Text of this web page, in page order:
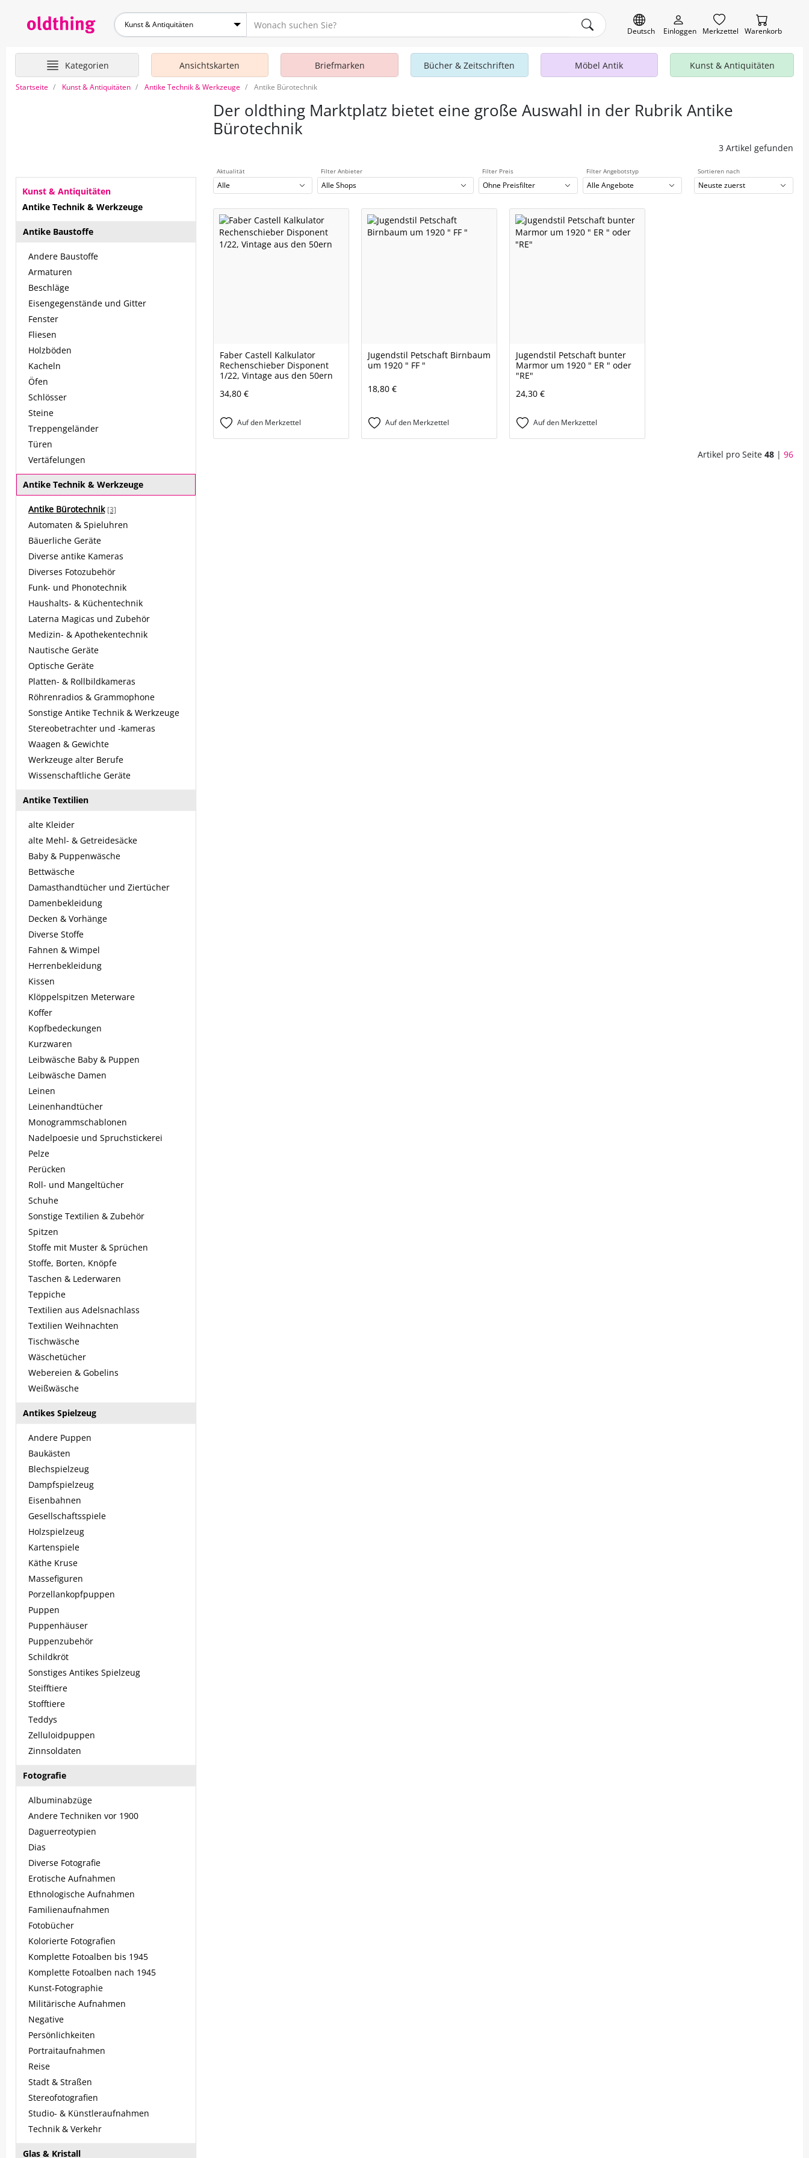
Kunst & Antiquitäten
Deutsch Einloggen Merkzettel Warenkorb
Kategorien Ansichtskarten Briefmarken Bücher & Zeitschriften Möbel Antik Kunst & Antiquitäten
Startseite Kunst & Antiquitäten Antike Technik & Werkzeuge Antike Bürotechnik
Der oldthing Marktplatz bietet eine große Auswahl in der Rubrik Antike
Bürotechnik
3 Artikel gefunden
Kunst & Antiquitäten
Antike Technik & Werkzeuge
Antike Baustoffe
Andere Baustoffe
Armaturen
Beschläge
Eisengegenstände und Gitter
Fenster
Fliesen
Holzböden
Kacheln
Öfen
Schlösser
Steine
Treppengeländer
Türen
Vertäfelungen
Antike Technik & Werkzeuge
Antike Bürotechnik [3]
Automaten & Spieluhren
Bäuerliche Geräte
Diverse antike Kameras
Diverses Fotozubehör
Funk- und Phonotechnik
Haushalts- & Küchentechnik
Laterna Magicas und Zubehör
Medizin- & Apothekentechnik
Nautische Geräte
Optische Geräte
Platten- & Rollbildkameras
Röhrenradios & Grammophone
Sonstige Antike Technik & Werkzeuge
Stereobetrachter und -kameras
Waagen & Gewichte
Werkzeuge alter Berufe
Wissenschaftliche Geräte
Antike Textilien
alte Kleider
alte Mehl- & Getreidesäcke
Baby & Puppenwäsche
Bettwäsche
Damasthandtücher und Ziertücher
Damenbekleidung
Decken & Vorhänge
Diverse Stoffe
Fahnen & Wimpel
Herrenbekleidung
Kissen
Klöppelspitzen Meterware
Koffer
Kopfbedeckungen
Kurzwaren
Leibwäsche Baby & Puppen
Leibwäsche Damen
Leinen
Leinenhandtücher
Monogrammschablonen
Nadelpoesie und Spruchstickerei
Pelze
Perücken
Roll- und Mangeltücher
Schuhe
Sonstige Textilien & Zubehör
Spitzen
Stoffe mit Muster & Sprüchen
Stoffe, Borten, Knöpfe
Taschen & Lederwaren
Teppiche
Textilien aus Adelsnachlass
Textilien Weihnachten
Tischwäsche
Wäschetücher
Webereien & Gobelins
Weißwäsche
Antikes Spielzeug
Andere Puppen
Baukästen
Blechspielzeug
Dampfspielzeug
Eisenbahnen
Gesellschaftsspiele
Holzspielzeug
Kartenspiele
Käthe Kruse
Massefiguren
Porzellankopfpuppen
Puppen
Puppenhäuser
Puppenzubehör
Schildkröt
Sonstiges Antikes Spielzeug
Steifftiere
Stofftiere
Teddys
Zelluloidpuppen
Zinnsoldaten
Fotografie
Albuminabzüge
Andere Techniken vor 1900
Daguerreotypien
Dias
Diverse Fotografie
Erotische Aufnahmen
Ethnologische Aufnahmen
Familienaufnahmen
Fotobücher
Kolorierte Fotografien
Komplette Fotoalben bis 1945
Komplette Fotoalben nach 1945
Kunst-Fotographie
Militärische Aufnahmen
Negative
Persönlichkeiten
Portraitaufnahmen
Reise
Stadt & Straßen
Stereofotografien
Studio- & Künstleraufnahmen
Technik & Verkehr
Glas & Kristall
Aktualität
Alle
Filter Anbieter
Alle Shops
Filter Preis
Ohne Preisfilter
Filter Angebotstyp
Alle Angebote
Sortieren nach
Neuste zuerst
Faber Castell Kalkulator
Rechenschieber Disponent
1/22, Vintage aus den 50ern
34,80 €
Auf den Merkzettel
Jugendstil Petschaft Birnbaum
um 1920 " FF "
18,80 €
Auf den Merkzettel
Jugendstil Petschaft bunter
Marmor um 1920 " ER " oder
"RE"
24,30 €
Auf den Merkzettel
Artikel pro Seite 48 | 96